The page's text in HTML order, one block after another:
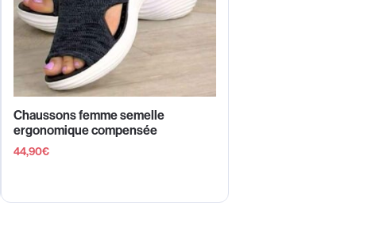
Chaussons femme semelle
ergonomique compensée
44,90€